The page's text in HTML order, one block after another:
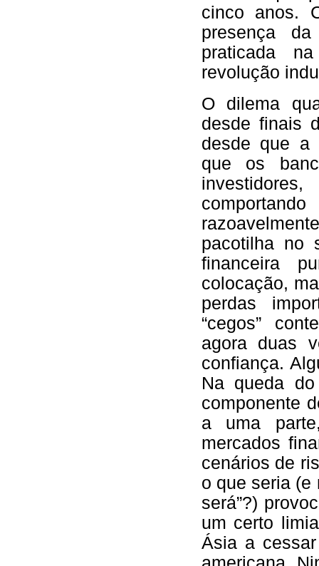
cinco anos.
presença
praticada
revolução
O dilema
desde finais
desde que a
que os
pacotilha no
financeira
colocação,
perdas
“cegos”
agora duas
confiança.
Na queda
componente
a uma
mercados
cenários de
o que seria (e
será”?)
um certo
Ásia a